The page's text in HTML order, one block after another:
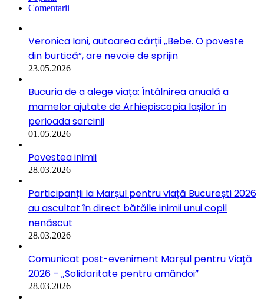
Comentarii
Veronica Iani, autoarea cărții „Bebe. O poveste
din burtică”, are nevoie de sprijin
23.05.2026
Bucuria de a alege viața: Întâlnirea anuală a
mamelor ajutate de Arhiepiscopia Iașilor în
perioada sarcinii
01.05.2026
Povestea inimii
28.03.2026
Participanții la Marșul pentru viață București 2026
au ascultat în direct bătăile inimii unui copil
nenăscut
28.03.2026
Comunicat post-eveniment Marșul pentru Viață
2026 – „Solidaritate pentru amândoi”
28.03.2026